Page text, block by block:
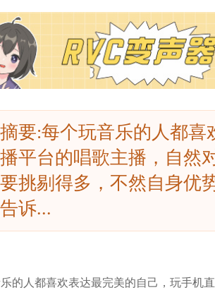
要:每个玩音乐的人都
平台的唱歌主播，自然
挑剔得多，不然自身优
诉...
的人都喜欢表达最完美的自己，玩手机